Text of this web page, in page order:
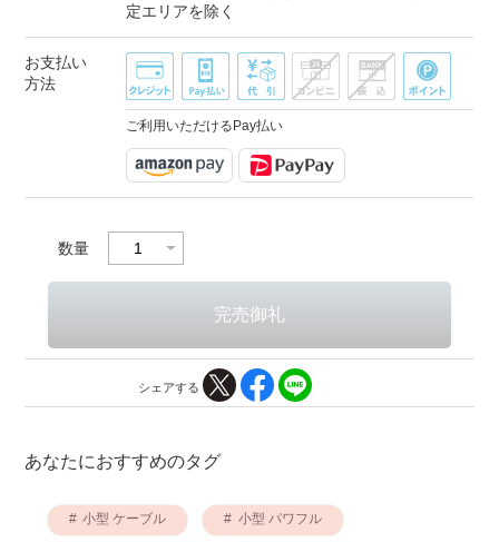
定エリアを除く
お支払い
方法
ご利用いただけるPay払い
数量
シェアする
あなたにおすすめのタグ
小型 ケーブル 小型 パワフル